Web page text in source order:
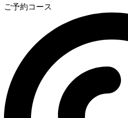
ご予約コース